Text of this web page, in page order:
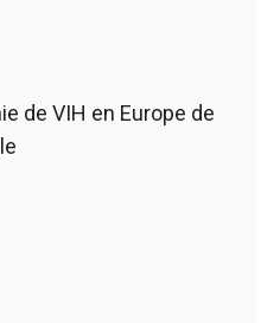
de VIH en Europe de